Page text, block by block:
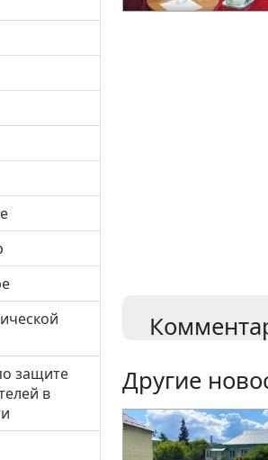
защите
в
Другие